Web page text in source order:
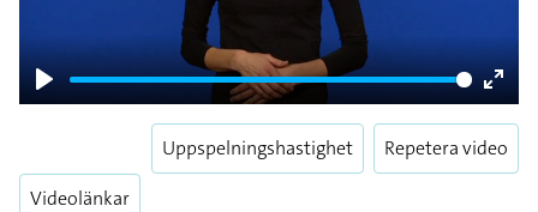
Play
Enter
Videolänkar
Uppspelningshastighet Repetera video